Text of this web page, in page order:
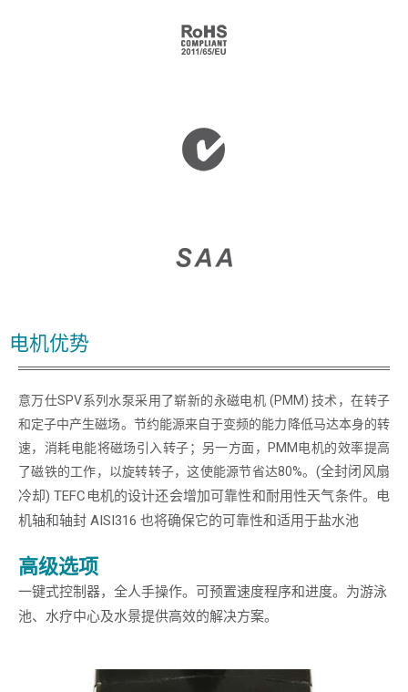
电机优势
意万仕SPV系列水泵采用了崭新的永磁电机 (PMM) 技术，在转子
和定子中产生磁场。节约能源来自于变频的能力降低马达本身的转
速，消耗电能将磁场引入转子；另一方面，PMM电机的效率提高
了磁铁的工作，以旋转转子，这使能源节省达80%。 (全封闭风扇
冷却) TEFC电机的设计还会增加可靠性和耐用性天气条件。电
机轴和轴封 AISI316 也将确保它的可靠性和适用于盐水池
高级选项
一键式控制器，全人手操作。可预置速度程序和进度。为游泳
池、水疗中心及水景提供高效的解决方案。
国家
隐私保护*
我同意 Emaux Water
Technology 使用我提交的数据的
条款和条件。
Subscribe